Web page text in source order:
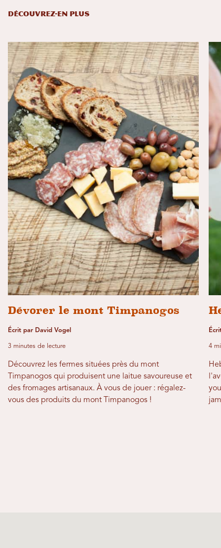
DÉCOUVREZ-EN PLUS
Dévorer le mont Timpanogos
Écrit par David Vogel
3 minutes de lecture
Découvrez les fermes situées près du mont
Timpanogos qui produisent une laitue savoureuse et
des fromages artisanaux. À vous de jouer : régalez-
vous des produits du mont Timpanogos !
4